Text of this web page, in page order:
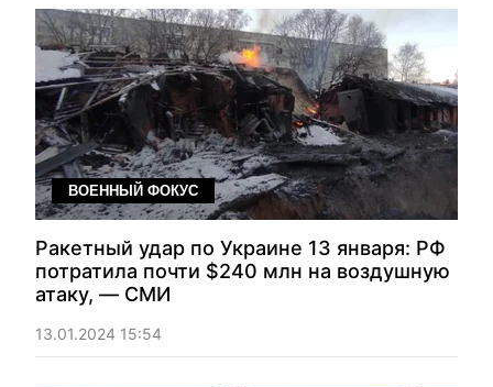
ВОЕННЫЙ ФОКУС
Ракетный удар по Украине 13 января: РФ
потратила почти $240 млн на воздушную
атаку, — СМИ
13.01.2024 15:54